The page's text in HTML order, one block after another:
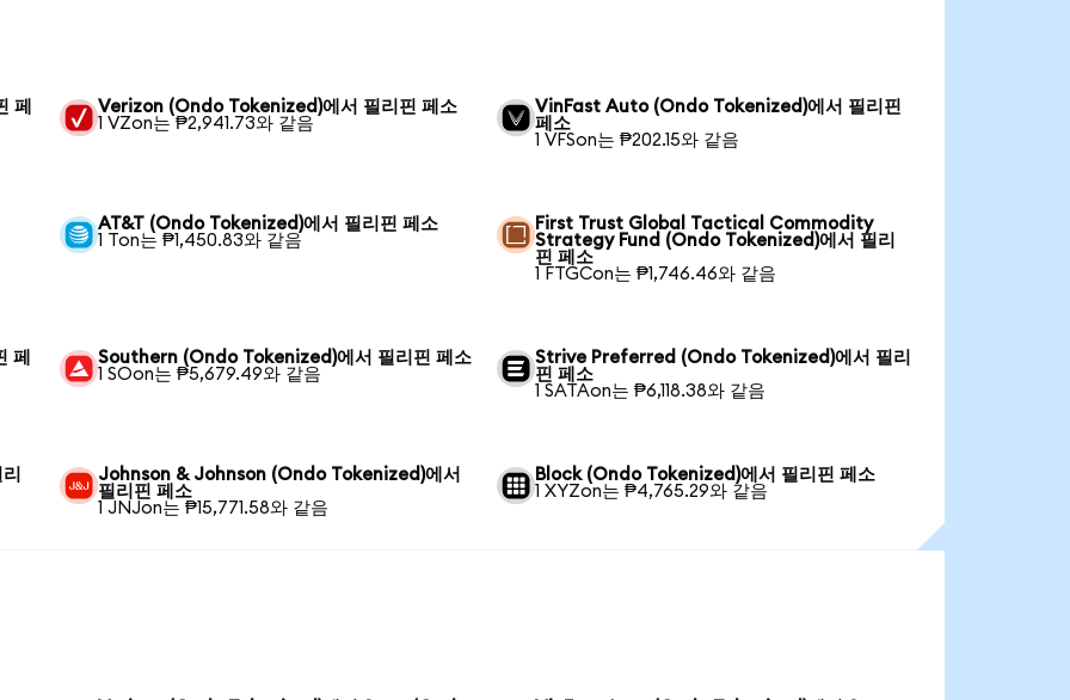
페
Verizon (Ondo Tokenized)에서 필리핀 페소
1 VZon는 ₱2,941.73와 같음
VinFast Auto (Ondo Tokenized)에서 필리핀
페소
1 VFSon는 ₱202.15와 같음
AT&T (Ondo Tokenized)에서 필리핀 페소
1 Ton는 ₱1,450.83와 같음
First Trust Global Tactical Commodity
Strategy Fund (Ondo Tokenized)에서 필리
핀 페소
1 FTGCon는 ₱1,746.46와 같음
페
Southern (Ondo Tokenized)에서 필리핀 페소
1 SOon는 ₱5,679.49와 같음
Strive Preferred (Ondo Tokenized)에서 필리
핀 페소
1 SATAon는 ₱6,118.38와 같음
Johnson & Johnson (Ondo Tokenized)에서
필리핀 페소
1 JNJon는 ₱15,771.58와 같음
Block (Ondo Tokenized)에서 필리핀 페소
1 XYZon는 ₱4,765.29와 같음